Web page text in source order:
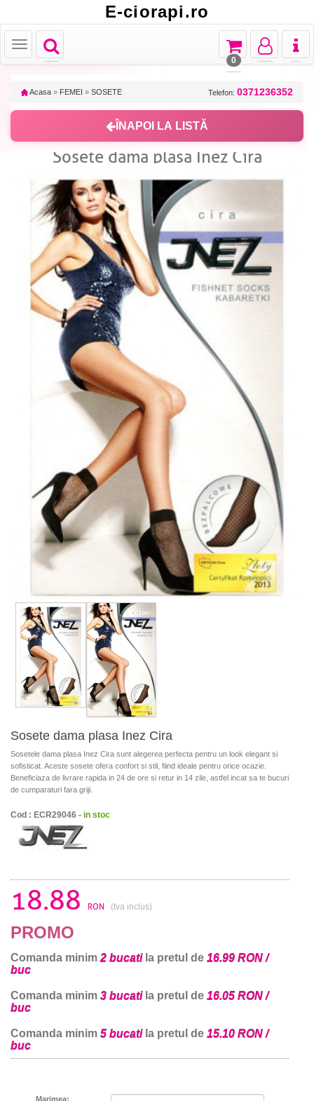
E-ciorapi.ro
Toggle
navigation
Toggle
Toggle
navigation
Toggle
navigation
Toggle
navigation
0
Acasa » FEMEI » SOSETE Telefon: 0371236352
ÎNAPOI LA LISTĂ
Sosete dama plasa Inez Cira
Sosete dama plasa Inez Cira
Sosetele dama plasa Inez Cira sunt alegerea perfecta pentru un look elegant si
sofisticat. Aceste sosete ofera confort si stil, fiind ideale pentru orice ocazie.
Beneficiaza de livrare rapida in 24 de ore si retur in 14 zile, astfel incat sa te bucuri
de cumparaturi fara griji.
Cod : ECR29046 - in stoc
18.88 RON (tva inclus)
PROMO
Comanda minim 2 bucatila pretul de 16.99 RON /
buc
Comanda minim 3 bucatila pretul de 16.05 RON /
buc
Comanda minim 5 bucatila pretul de 15.10 RON /
buc
Marimea: